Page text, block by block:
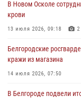
При участии Росгвардии
безопасность
Росгвардейцы оказали
FPV-дрона ВСУ в
В Новом Осколе
крови
13 июля 2026, 09:18 2
Белгородские
кражи из магазина
14 июля 2026, 07:50
В Белгороде подвели